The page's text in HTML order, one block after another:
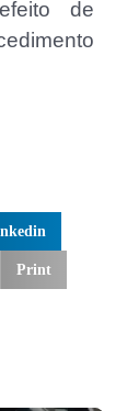
de
Print